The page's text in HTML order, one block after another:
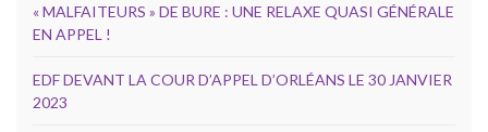
« MALFAITEURS » DE BURE : UNE RELAXE QUASI GÉNÉRALE
EN APPEL !
EDF DEVANT LA COUR D’APPEL D’ORLÉANS LE 30 JANVIER
2023